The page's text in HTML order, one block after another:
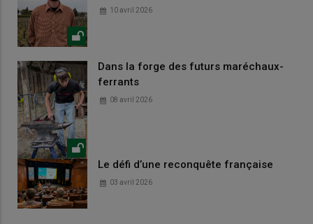
10 avril 2026
Dans la forge des futurs maréchaux-
ferrants
08 avril 2026
Le défi d’une reconquête française
03 avril 2026